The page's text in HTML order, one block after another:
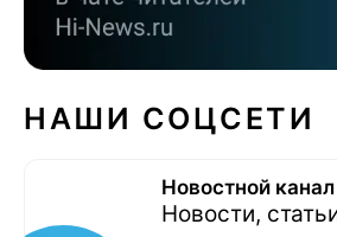
НАШИ СОЦСЕТИ
Новостной канал
Новости,